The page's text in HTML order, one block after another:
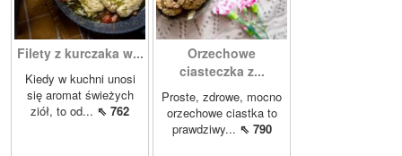
Filety z kurczaka w...
Kiedy w kuchni unosi
się aromat świeżych
ziół, to od... ⇖ 762
Orzechowe
ciasteczka z...
Proste, zdrowe, mocno
orzechowe ciastka to
prawdziwy... ⇖ 790